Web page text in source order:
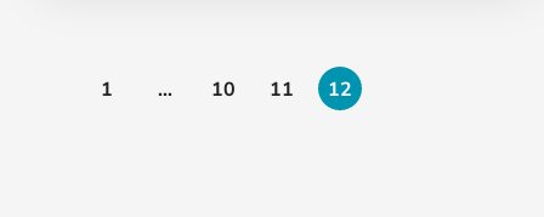
1 … 10 11 12